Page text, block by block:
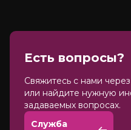
Есть вопросы?
Cвяжитесь с нами
или найдите нужную
задаваемых вопросах.
Служба